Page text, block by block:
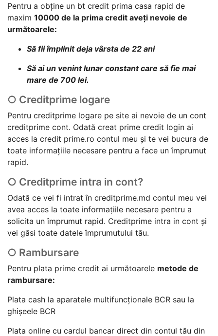
Pentru a obține un bt credit prima casa rapid de
maxim 10000 de la prima credit aveți nevoie de
următoarele:
Să fii împlinit deja vârsta de 22 ani
Să ai un venint lunar constant care să fie mai
mare de 700 lei.
○ Creditprime logare
Pentru creditprime logare pe site ai nevoie de un cont
creditprime cont. Odată creat prime credit login ai
acces la credit prime.ro contul meu și te vei bucura de
toate informațiile necesare pentru a face un împrumut
rapid.
○ Creditprime intra in cont?
Odată ce vei fi intrat în creditprime.md contul meu vei
avea acces la toate informațiile necesare pentru a
solicita un împrumut rapid. Creditprime intra in cont și
vei găsi toate datele împrumutului tău.
○ Rambursare
Pentru plata prime credit ai următoarele metode de
rambursare:
Plata cash la aparatele multifuncționale BCR sau la
ghișeele BCR
Plata online cu cardul bancar direct din contul tău din